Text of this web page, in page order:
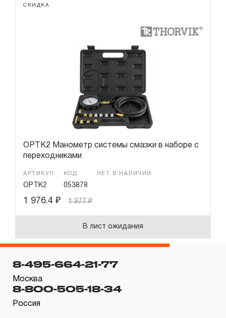
СКИДКА
OPTK2 Манометр системы смазки в наборе с
переходниками
АРТИКУЛ
OPTK2
КОД
053878
НЕТ В НАЛИЧИИ
1 976.4 ₽ 1 977₽
В лист ожидания
8-495-664-21-77
Москва
8-800-505-18-34
Россия